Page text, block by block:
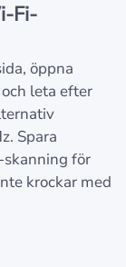
Fi-
öppna
leta efter
Spara
skanning för
krockar med